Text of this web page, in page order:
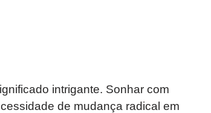
intrigante. Sonhar com
de mudança radical em